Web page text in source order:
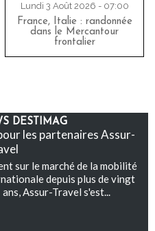
Lundi 3 Août 2026 - 07:00
France, Italie : randonnée
dans le Mercantour
frontalier
DESTIMAG
les partenaires Assur-
sur le marché de la mobilité
depuis plus de vingt
ans, Assur-Travel s'est...